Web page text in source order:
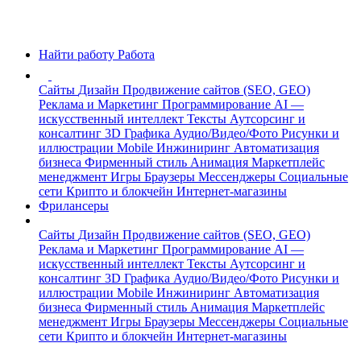
Найти работу Работа
Сайты Дизайн Продвижение сайтов (SEO, GEO)
Реклама и Маркетинг Программирование AI —
искусственный интеллект Тексты Аутсорсинг и
консалтинг 3D Графика Аудио/Видео/Фото Рисунки и
иллюстрации Mobile Инжиниринг Автоматизация
бизнеса Фирменный стиль Анимация Маркетплейс
менеджмент Игры Браузеры Мессенджеры Социальные
сети Крипто и блокчейн Интернет-магазины
Фрилансеры
Сайты Дизайн Продвижение сайтов (SEO, GEO)
Реклама и Маркетинг Программирование AI —
искусственный интеллект Тексты Аутсорсинг и
консалтинг 3D Графика Аудио/Видео/Фото Рисунки и
иллюстрации Mobile Инжиниринг Автоматизация
бизнеса Фирменный стиль Анимация Маркетплейс
менеджмент Игры Браузеры Мессенджеры Социальные
сети Крипто и блокчейн Интернет-магазины